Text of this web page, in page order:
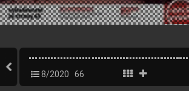
8/2020 66